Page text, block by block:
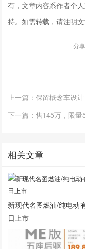
有，文章内容系作者个
持。如需转载，请注明文
分享
上一篇：保留概念车设
下一篇：售145万，限
相关文章
新现代名图燃油/纯电动
日上市